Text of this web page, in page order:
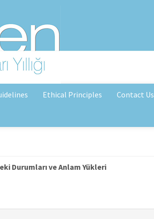
Ethical Principles Contact Us
Durumları ve Anlam Yükleri